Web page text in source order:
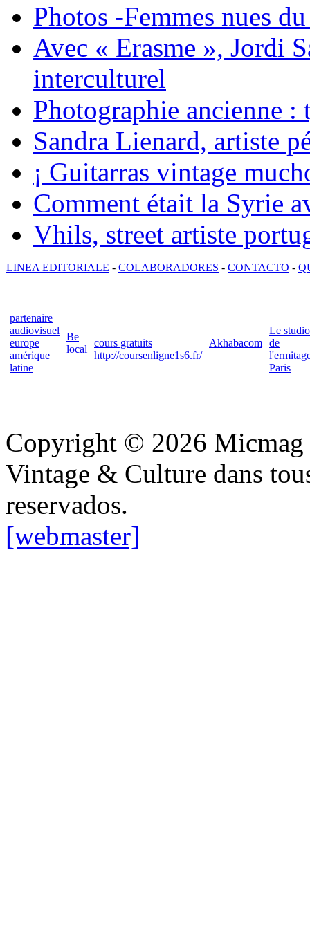
Photos -Femmes nues
Avec « Erasme », Jordi
interculturel
Photographie ancienne :
Sandra Lienard, artiste
¡ Guitarras vintage
Comment était la Syrie
Vhils, street artiste
LINEA EDITORIALE - COLABORADORES - CONTACTO -
partenaire
audiovisuel
europe
amérique
latine
Be
local
cours gratuits
http://coursenligne1s6.fr/
Akhabacom
Le studio
de
Paris
Copyright © 2026 Micmag
Vintage & Culture dans
reservados.
[webmaster]